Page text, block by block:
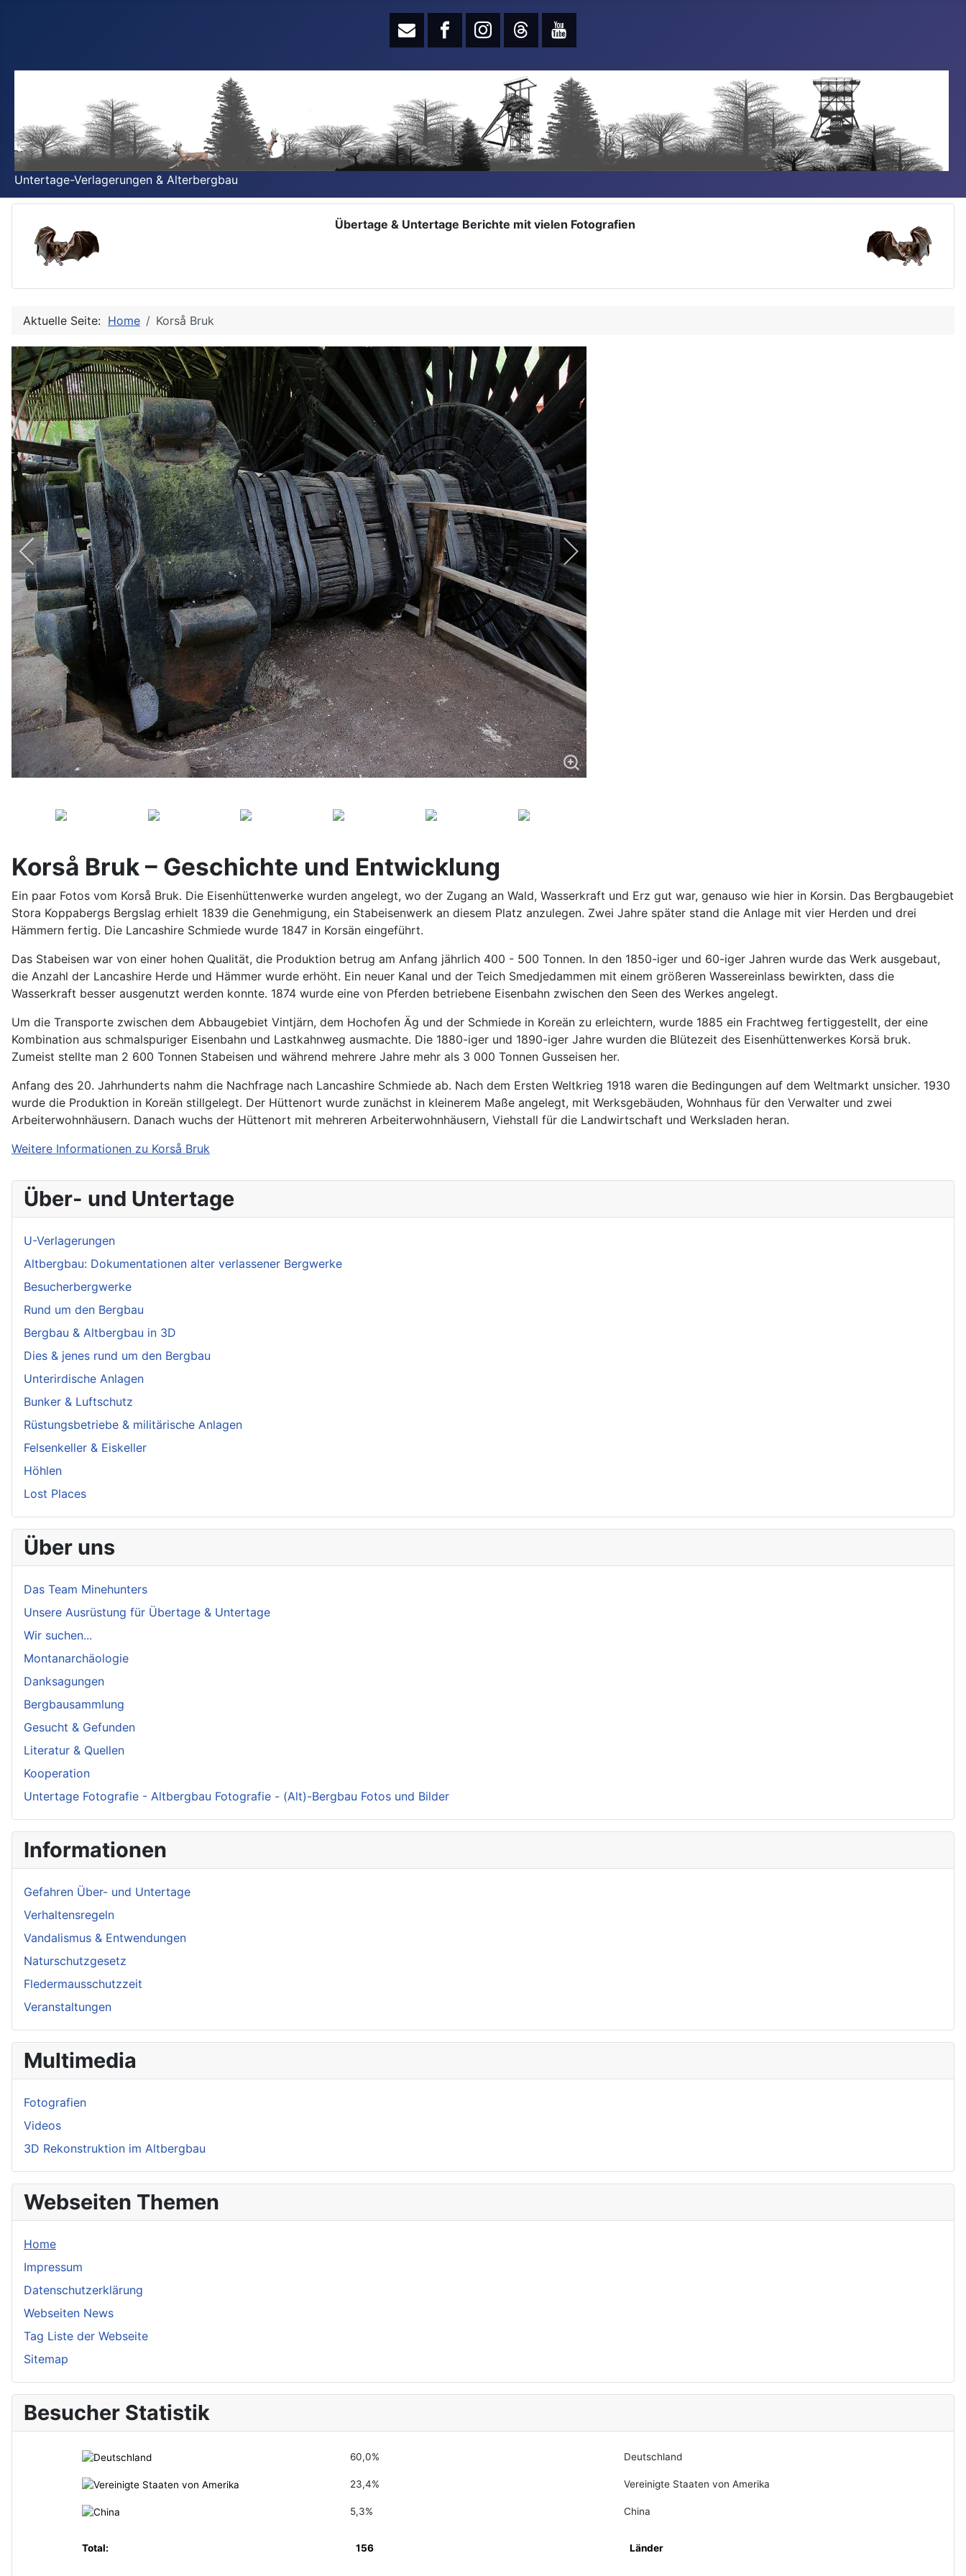
Untertage-Verlagerungen & Alterbergbau
Übertage & Untertage Berichte mit vielen Fotografien
Aktuelle Seite: Home Korså Bruk
Korså Bruk – Geschichte und Entwicklung
Ein paar Fotos vom Korså Bruk. Die Eisenhüttenwerke wurden angelegt, wo der Zugang an Wald, Wasserkraft und Erz gut war, genauso wie hier in Korsin. Das Bergbaugebiet
Stora Koppabergs Bergslag erhielt 1839 die Genehmigung, ein Stabeisenwerk an diesem Platz anzulegen. Zwei Jahre später stand die Anlage mit vier Herden und drei
Hämmern fertig. Die Lancashire Schmiede wurde 1847 in Korsän eingeführt.
Das Stabeisen war von einer hohen Qualität, die Produktion betrug am Anfang jährlich 400 - 500 Tonnen. In den 1850-iger und 60-iger Jahren wurde das Werk ausgebaut,
die Anzahl der Lancashire Herde und Hämmer wurde erhöht. Ein neuer Kanal und der Teich Smedjedammen mit einem größeren Wassereinlass bewirkten, dass die
Wasserkraft besser ausgenutzt werden konnte. 1874 wurde eine von Pferden betriebene Eisenbahn zwischen den Seen des Werkes angelegt.
Um die Transporte zwischen dem Abbaugebiet Vintjärn, dem Hochofen Äg und der Schmiede in Koreän zu erleichtern, wurde 1885 ein Frachtweg fertiggestellt, der eine
Kombination aus schmalspuriger Eisenbahn und Lastkahnweg ausmachte. Die 1880-iger und 1890-iger Jahre wurden die Blütezeit des Eisenhüttenwerkes Korsä bruk.
Zumeist stellte man 2 600 Tonnen Stabeisen und während mehrere Jahre mehr als 3 000 Tonnen Gusseisen her.
Anfang des 20. Jahrhunderts nahm die Nachfrage nach Lancashire Schmiede ab. Nach dem Ersten Weltkrieg 1918 waren die Bedingungen auf dem Weltmarkt unsicher. 1930
wurde die Produktion in Koreän stillgelegt. Der Hüttenort wurde zunächst in kleinerem Maße angelegt, mit Werksgebäuden, Wohnhaus für den Verwalter und zwei
Arbeiterwohnhäusern. Danach wuchs der Hüttenort mit mehreren Arbeiterwohnhäusern, Viehstall für die Landwirtschaft und Werksladen heran.
Weitere Informationen zu Korså Bruk
Über- und Untertage
U-Verlagerungen
Altbergbau: Dokumentationen alter verlassener Bergwerke
Besucherbergwerke
Rund um den Bergbau
Bergbau & Altbergbau in 3D
Dies & jenes rund um den Bergbau
Unterirdische Anlagen
Bunker & Luftschutz
Rüstungsbetriebe & militärische Anlagen
Felsenkeller & Eiskeller
Höhlen
Lost Places
Über uns
Das Team Minehunters
Unsere Ausrüstung für Übertage & Untertage
Wir suchen...
Montanarchäologie
Danksagungen
Bergbausammlung
Gesucht & Gefunden
Literatur & Quellen
Kooperation
Untertage Fotografie - Altbergbau Fotografie - (Alt)-Bergbau Fotos und Bilder
Informationen
Gefahren Über- und Untertage
Verhaltensregeln
Vandalismus & Entwendungen
Naturschutzgesetz
Fledermausschutzzeit
Veranstaltungen
Multimedia
Fotografien
Videos
3D Rekonstruktion im Altbergbau
Webseiten Themen
Home
Impressum
Datenschutzerklärung
Webseiten News
Tag Liste der Webseite
Sitemap
Besucher Statistik
60,0% Deutschland
23,4% Vereinigte Staaten von Amerika
5,3% China
Total: 156 Länder